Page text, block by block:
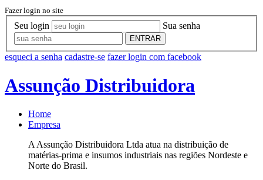
Fazer login no site
Seu login Sua senha
ENTRAR
esqueci a senha cadastre-se fazer login com facebook
Assunção Distribuidora
Home
Empresa
A Assunção Distribuidora Ltda atua na distribuição de
matérias-prima e insumos industriais nas regiões Nordeste e
Norte do Brasil.